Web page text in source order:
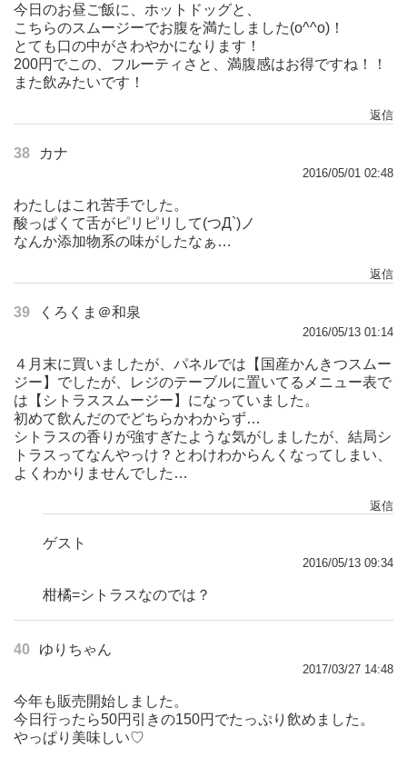
今日のお昼ご飯に、ホットドッグと、
こちらのスムージーでお腹を満たしました(o^^o)！
とても口の中がさわやかになります！
200円でこの、フルーティさと、満腹感はお得ですね！！
また飲みたいです！
返信
38 カナ
2016/05/01 02:48
わたしはこれ苦手でした。
酸っぱくて舌がピリピリして(つД`)ノ
なんか添加物系の味がしたなぁ…
返信
39 くろくま＠和泉
2016/05/13 01:14
４月末に買いましたが、パネルでは【国産かんきつスムー
ジー】でしたが、レジのテーブルに置いてるメニュー表で
は【シトラススムージー】になっていました。
初めて飲んだのでどちらかわからず…
シトラスの香りが強すぎたような気がしましたが、結局シ
トラスってなんやっけ？とわけわからんくなってしまい、
よくわかりませんでした…
返信
ゲスト
2016/05/13 09:34
柑橘=シトラスなのでは？
40 ゆりちゃん
2017/03/27 14:48
今年も販売開始しました。
今日行ったら50円引きの150円でたっぷり飲めました。
やっぱり美味しい♡